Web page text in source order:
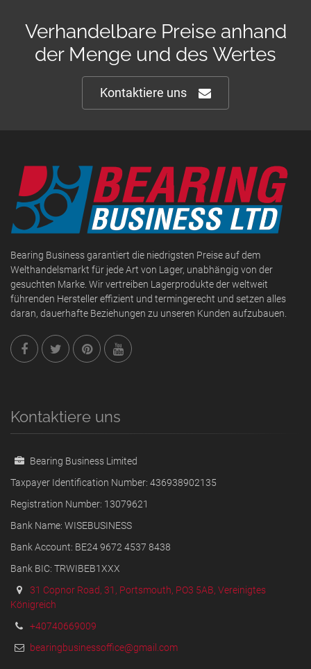
Verhandelbare Preise anhand
der Menge und des Wertes
Kontaktiere uns
Bearing Business garantiert die niedrigsten Preise auf dem
Welthandelsmarkt für jede Art von Lager, unabhängig von der
gesuchten Marke. Wir vertreiben Lagerprodukte der weltweit
führenden Hersteller effizient und termingerecht und setzen alles
daran, dauerhafte Beziehungen zu unseren Kunden aufzubauen.
Kontaktiere uns
Bearing Business Limited
Taxpayer Identification Number: 436938902135
Registration Number: 13079621
Bank Name: WISEBUSINESS
Bank Account: BE24 9672 4537 8438
Bank BIC: TRWIBEB1XXX
31 Copnor Road, 31, Portsmouth, PO3 5AB, Vereinigtes
Königreich
+40740669009
bearingbusinessoffice@gmail.com